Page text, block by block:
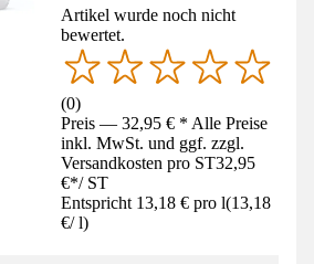
Artikel wurde noch nicht
bewertet.
(0)
Preis — 32,95 € * Alle Preise
inkl. MwSt. und ggf. zzgl.
Versandkosten pro ST32,95
€*/ ST
Entspricht 13,18 € pro l(13,18
€/ l)